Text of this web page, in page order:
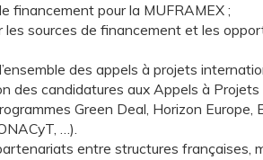
financement pour la MUFRAMEX ;
les sources de financement et les
des appels à projets
des candidatures aux Appels à
Green Deal, Horizon
…).
entre structures françaises,